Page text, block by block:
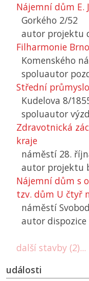
Nájemní dům E.
Gorkého 2/52
autor projektu
Filharmonie Brno
Komenského
spoluautor
Střední
Kudelova 8/
spoluautor
Zdravotnická
kraje
náměstí 28.
autor projektu
Nájemní dům s
tzv. dům U čtyř
náměstí
autor
další stavby (2)...
události